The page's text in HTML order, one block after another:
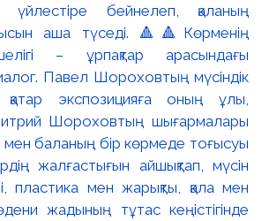
бейнелеп, қаланың
аша түседі. 🔺🔺Көрменің
– ұрпақтар арасындағы
Павел Шороховтың мүсіндік
экспозицияға оның ұлы,
Шороховтың шығармалары
мен баланың бір көрмеде тоғысуы
жалғастығын айшықтап, мүсін
пластика мен жарықты, қала мен
жадының тұтас кеңістігінде